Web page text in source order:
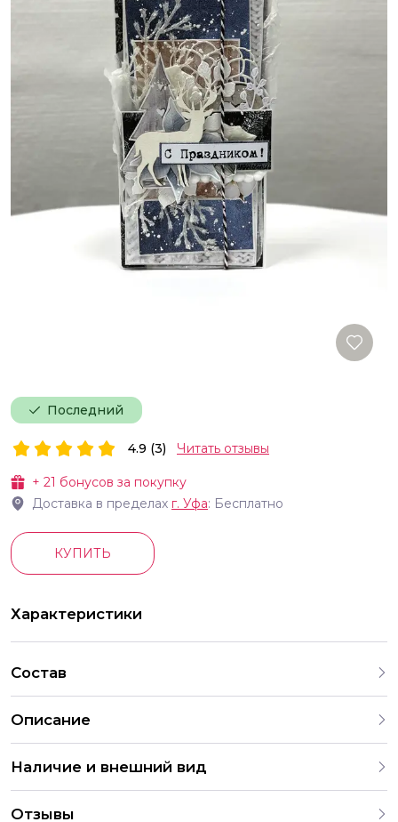
Последний
+ 21 бонусов за покупку
Доставка в пределах г. Уфа: Бесплатно
4.9 (3) Читать отзывы
КУПИТЬ
Характеристики
Состав
Описание
Наличие и внешний вид
сайте, тщательно отобраны для создания незабываемой
Отзывы